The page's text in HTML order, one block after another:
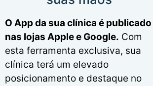
O App da sua clínica é publicado
nas lojas Apple e Google. Com
esta ferramenta exclusiva, sua
clínica terá um elevado
posicionamento e destaque no